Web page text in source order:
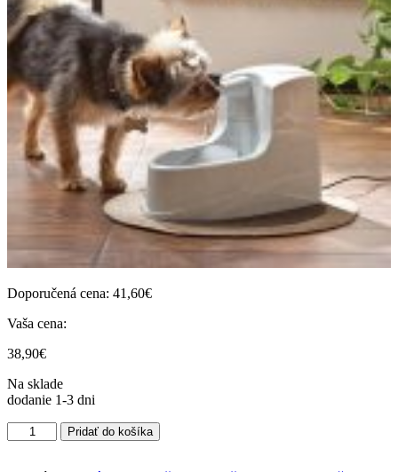
Doporučená cena: 41,60€
Vaša cena:
38,90€
Na sklade
dodanie 1-3 dni
množstvo
Fontánka
Pridať do košíka